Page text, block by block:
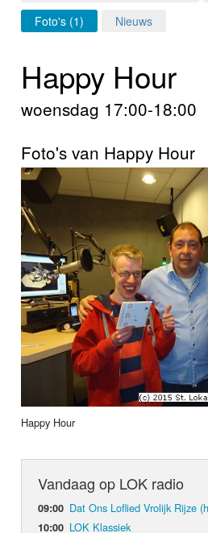
Home
Nieuws
Video
Webcam
Info
Foto's (1)
Nieuws
Happy Hour
woensdag 17:00-18:00
Foto's van Happy Hour
Happy Hour
Vandaag op LOK radio
09:00 Dat Ons Loflied Vrolijk Rijze
10:00 LOK Klassiek